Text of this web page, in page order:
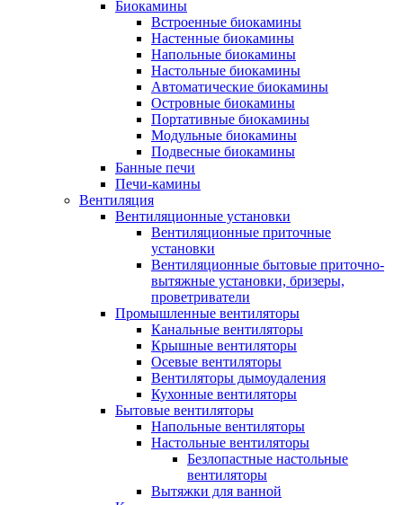
Биокамины
Встроенные биокамины
Настенные биокамины
Напольные биокамины
Настольные биокамины
Автоматические биокамины
Островные биокамины
Портативные биокамины
Модульные биокамины
Подвесные биокамины
Банные печи
Печи-камины
Вентиляция
Вентиляционные установки
Вентиляционные приточные
установки
Вентиляционные бытовые приточно-
вытяжные установки, бризеры,
проветриватели
Промышленные вентиляторы
Канальные вентиляторы
Крышные вентиляторы
Осевые вентиляторы
Вентиляторы дымоудаления
Кухонные вентиляторы
Бытовые вентиляторы
Напольные вентиляторы
Настольные вентиляторы
Безлопастные настольные
вентиляторы
Вытяжки для ванной